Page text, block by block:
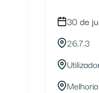
30 de
26.7.3
Melhoria